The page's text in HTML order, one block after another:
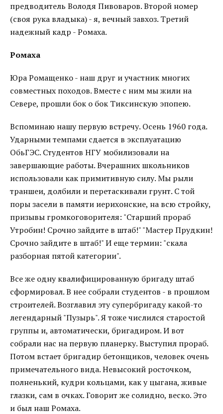
предводитель Володя Пивоваров. Второй номер
(своя рука владыка) - я, вечный завхоз. Третий
надежный кадр - Ромаха.
Ромаха
Юра Ромащенко - наш друг и участник многих
совместных походов. Вместе с ним мы жили на
Севере, прошли бок о бок Тиксинскую эпопею.
Вспоминаю нашу первую встречу. Осень 1960 года.
Ударными темпами сдается в эксплуатацию
ОбьГЭС. Студентов НГУ мобилизовали на
завершающие работы. Вчерашних школьников
использовали как примитивную силу. Мы рыли
траншеи, долбили и перетаскивали грунт. С той
поры засели в памяти иерихонские, на всю стройку,
призывы громкоговорителя: "Старший прораб
Утробин! Срочно зайдите в штаб!" "Мастер Прудкин!
Срочно зайдите в штаб!" И еще термин: "скала
разборная пятой категории".
Все же одну квалифицированную бригаду штаб
сформировал. В нее собрали студентов - в прошлом
строителей. Возглавил эту супербригаду какой-то
легендарный "Пузырь". Я тоже числился старостой
группы и, автоматически, бригадиром. И вот
собрали нас на первую планерку. Выступил прораб.
Потом встает бригадир бетонщиков, человек очень
примечательного вида. Невысокий росточком,
полненький, кудри кольцами, как у цыгана, живые
глазки, сам в очках. Говорит же солидно, веско. Это
и был наш Ромаха.